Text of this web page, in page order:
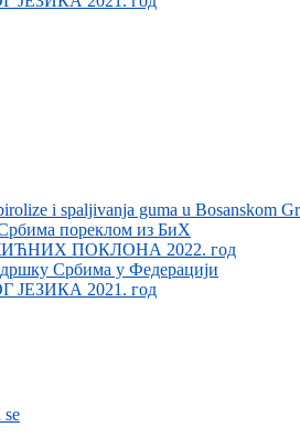
i spaljivanja guma u Bosanskom
пореклом из БиХ
ПОКЛОНА 2022. год
Србима у Федерацији
2021. год
se